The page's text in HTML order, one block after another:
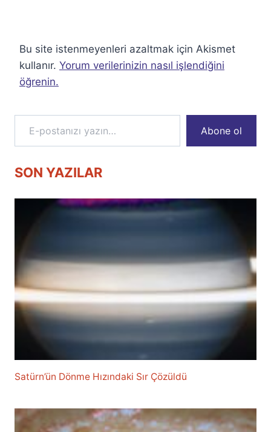
Bu site istenmeyenleri azaltmak için Akismet
kullanır. Yorum verilerinizin nasıl işlendiğini
öğrenin.
E-postanızı yazın…
Abone ol
SON YAZILAR
Satürn’ün Dönme Hızındaki Sır Çözüldü